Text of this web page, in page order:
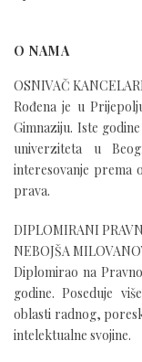
O NAMA
OSNIVAČ
Rođena je u
Gimnaziju. Iste
univerziteta u
interesovanje
prava.
DIPLOMIRANI
NEBOJŠA
Diplomirao na
godine. Poseduje
oblasti radnog,
intelektualne svojine.